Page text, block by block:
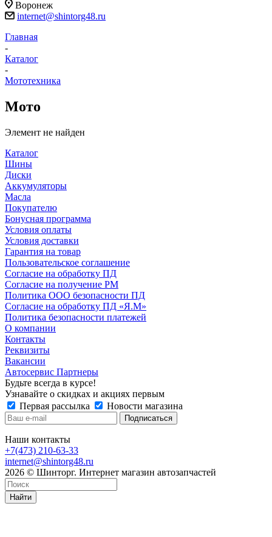
Воронеж
internet@shintorg48.ru
Главная
-
Каталог
-
Мототехника
Мото
Элемент не найден
Каталог
Шины
Диски
Аккумуляторы
Масла
Покупателю
Бонусная программа
Условия оплаты
Условия доставки
Гарантия на товар
Пользовательское соглашение
Согласие на обработку ПД
Согласие на получение РМ
Политика ООО безопасности ПД
Согласие на обработку ПД «Я.М»
Политика безопасности платежей
О компании
Контакты
Реквизиты
Вакансии
Автосервис Партнеры
Будьте всегда в курсе!
Узнавайте о скидках и акциях первым
Первая рассылка
Новости магазина
Наши контакты
+7(473) 210-63-33
internet@shintorg48.ru
2026 © Шинторг. Интернет магазин автозапчастей
Найти